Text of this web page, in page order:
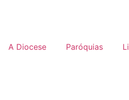
A Diocese Paróquias